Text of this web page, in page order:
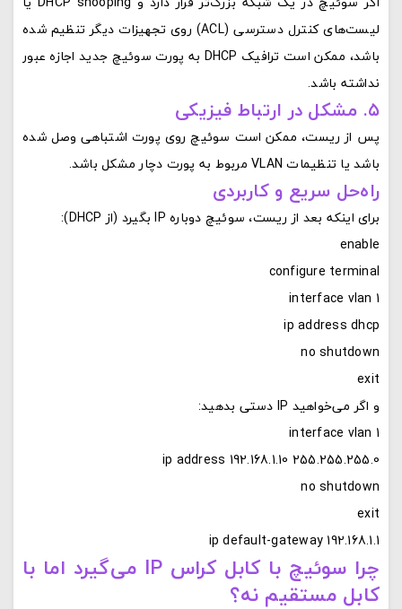
لیست‌های کنترل دسترسی (ACL) روی تجهیزات دیگر تنظیم شده
باشد، ممکن است ترافیک DHCP به پورت سوئیچ جدید اجازه عبور
نداشته باشد.
۵. مشکل در ارتباط فیزیکی
پس از ریست، ممکن است سوئیچ روی پورت اشتباهی وصل شده
باشد یا تنظیمات VLAN مربوط به پورت دچار مشکل باشد.
راه‌حل سریع و کاربردی
برای اینکه بعد از ریست، سوئیچ دوباره IP بگیرد (از DHCP):
enable
configure terminal
interface vlan 1
ip address dhcp
no shutdown
exit
و اگر می‌خواهید IP دستی بدهید:
no shutdown
ip default-gateway 192.168.1.1
چرا سوئیچ با کابل کراس IP می‌گیرد اما با
کابل مستقیم نه؟